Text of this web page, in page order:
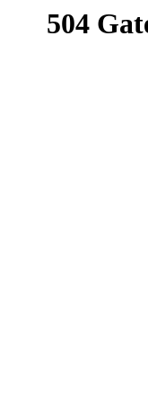
504